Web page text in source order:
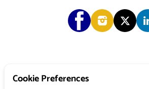
Cookie Preferences